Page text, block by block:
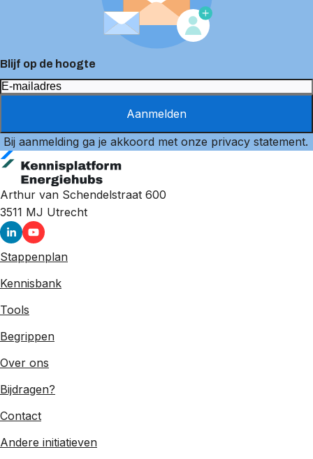
Blijf op de hoogte
Aanmelden
Bij aanmelding ga je akkoord met onze privacy statement.
Arthur van Schendelstraat 600
3511 MJ Utrecht
Stappenplan
Kennisbank
Tools
Begrippen
Over ons
Bijdragen?
Contact
Andere initiatieven